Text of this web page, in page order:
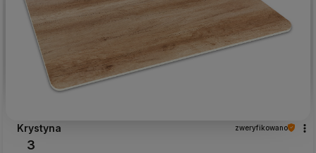
Krystyna zweryfikowano
3